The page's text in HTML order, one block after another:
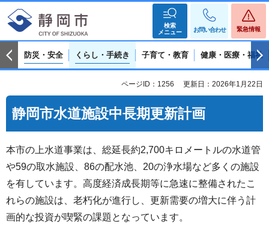
検索
メニュー
お問い合わせ 緊急情報
防災・安全 くらし・手続き 子育て・教育 健康・医療・福祉
ページID：1256 更新日：2026年1月22日
静岡市水道施設中長期更新計画
本市の上水道事業は、総延長約2,700キロメートルの水道管
や59の取水施設、86の配水池、20の浄水場など多くの施設
を有しています。高度経済成長期等に急速に整備されたこ
れらの施設は、老朽化が進行し、更新需要の増大に伴う計
画的な投資が喫緊の課題となっています。